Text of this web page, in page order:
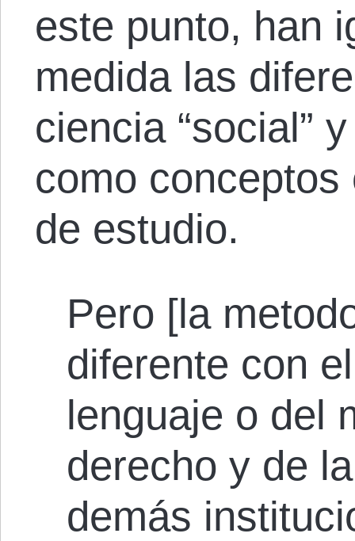
este punto, han
medida las
ciencia “social”
como
de estudio.
Pero [la
diferente con
lenguaje o del
derecho y de
demás